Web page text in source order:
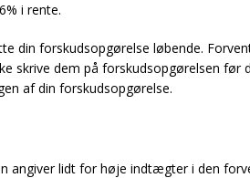
i rente.
din forskudsopgørelse løbende.
skrive dem på forskudsopgørelsen før
af din forskudsopgørelse.
angiver lidt for høje indtægter i den